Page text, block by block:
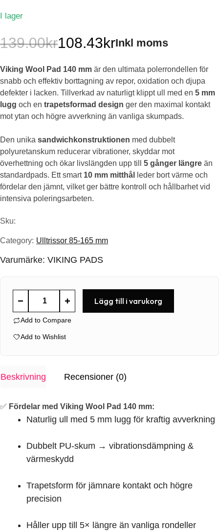
I lager
139.00kr
Det
ursprungliga
priset
var:
139.00kr.
108.43kr
Det
nuvarande
priset
är:
108.43kr.
Inkl moms
Viking Wool Pad 140 mm är den ultimata polerrondellen för
snabb och effektiv borttagning av repor, oxidation och djupa
defekter i lacken. Tillverkad av naturligt klippt ull med en 5 mm
lugg och en trapetsformad design ger den maximal kontakt
mot ytan och högre avverkning än vanliga skumpads.
Den unika sandwichkonstruktionen med dubbelt
polyuretanskum reducerar vibrationer, skyddar mot
överhettning och ökar livslängden upp till 5 gånger längre än
standardpads. Ett smart 10 mm mitthål
leder bort värme och
fördelar den jämnt, vilket ger bättre kontroll och hållbarhet vid
intensiva poleringsarbeten.
Sku:
Category: Ulltrissor 85-165 mm
Varumärke: VIKING PADS
Pad
140mm
Lägg till i varukorg
Add to Compare
Add to Wishlist
Beskrivning Recensioner (0)
✅ Fördelar med Viking Wool Pad 140 mm:
Naturlig ull med 5 mm lugg för kraftig avverkning
Dubbelt PU-skum → vibrationsdämpning &
värmeskydd
Trapetsform för jämnare kontakt och högre
precision
Håller upp till 5× längre än vanliga rondeller